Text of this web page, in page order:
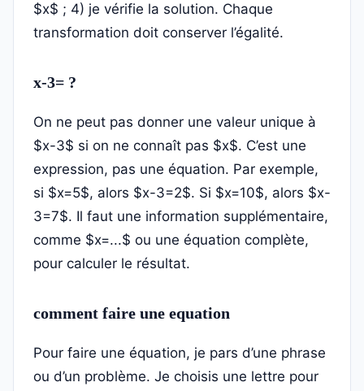
$x$ ; 4) je vérifie la solution. Chaque
transformation doit conserver l’égalité.
x-3= ?
On ne peut pas donner une valeur unique à
$x-3$ si on ne connaît pas $x$. C’est une
expression, pas une équation. Par exemple,
si $x=5$, alors $x-3=2$. Si $x=10$, alors $x-
3=7$. Il faut une information supplémentaire,
comme $x=...$ ou une équation complète,
pour calculer le résultat.
comment faire une equation
Pour faire une équation, je pars d’une phrase
ou d’un problème. Je choisis une lettre pour